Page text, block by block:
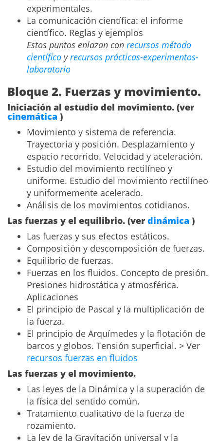
experimentales.
La comunicación científica: el informe
científico. Reglas y ejemplos
Estos puntos enlazan con recursos método
científico yrecursos prácticas-experimentos-
laboratorio
Bloque 2. Fuerzas y movimiento.
Iniciación al estudio del movimiento. (ver
cinemática )
Movimiento y sistema de referencia.
Trayectoria y posición. Desplazamiento y
espacio recorrido. Velocidad y aceleración.
Estudio del movimiento rectilíneo y
uniforme. Estudio del movimiento rectilíneo
y uniformemente acelerado.
Análisis de los movimientos cotidianos.
Las fuerzas y el equilibrio. (verdinámica )
Las fuerzas y sus efectos estáticos.
Composición y descomposición de fuerzas.
Equilibrio de fuerzas.
Fuerzas en los fluidos. Concepto de presión.
Presiones hidrostática y atmosférica.
Aplicaciones
El principio de Pascal y la multiplicación de
la fuerza.
El principio de Arquímedes y la flotación de
barcos y globos. Tensión superficial. > Ver
recursos fuerzas en fluidos
Las fuerzas y el movimiento.
Las leyes de la Dinámica y la superación de
la física del sentido común.
Tratamiento cualitativo de la fuerza de
rozamiento.
La ley de la Gravitación universal y la